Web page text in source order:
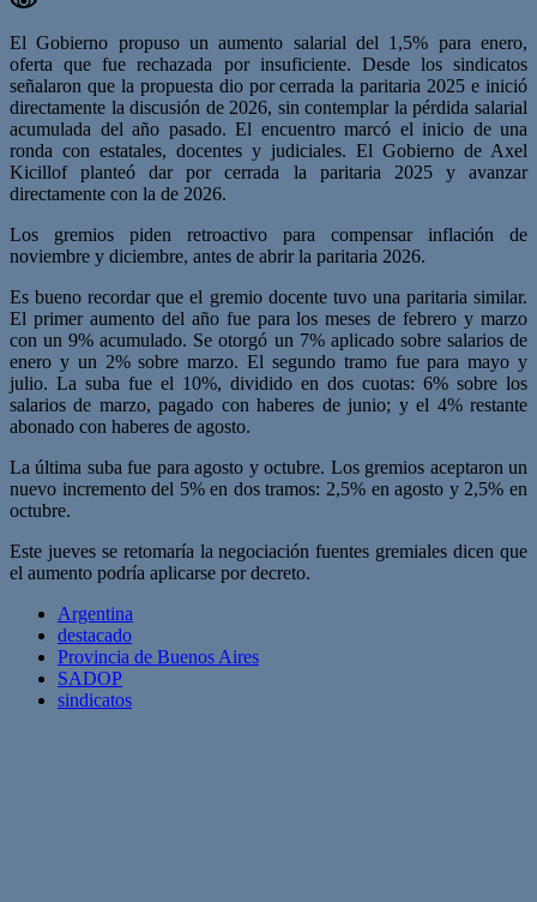
El Gobierno propuso un aumento salarial del 1,5% para enero,
oferta que fue rechazada por insuficiente. Desde los sindicatos
señalaron que la propuesta dio por cerrada la paritaria 2025 e inició
directamente la discusión de 2026, sin contemplar la pérdida salarial
acumulada del año pasado. El encuentro marcó el inicio de una
ronda con estatales, docentes y judiciales. El Gobierno de Axel
Kicillof planteó dar por cerrada la paritaria 2025 y avanzar
directamente con la de 2026.
Los gremios piden retroactivo para compensar inflación de
noviembre y diciembre, antes de abrir la paritaria 2026.
Es bueno recordar que el gremio docente tuvo una paritaria similar.
El primer aumento del año fue para los meses de febrero y marzo
con un 9% acumulado. Se otorgó un 7% aplicado sobre salarios de
enero y un 2% sobre marzo. El segundo tramo fue para mayo y
julio. La suba fue el 10%, dividido en dos cuotas: 6% sobre los
salarios de marzo, pagado con haberes de junio; y el 4% restante
abonado con haberes de agosto.
La última suba fue para agosto y octubre. Los gremios aceptaron un
nuevo incremento del 5% en dos tramos: 2,5% en agosto y 2,5% en
octubre.
Este jueves se retomaría la negociación fuentes gremiales dicen que
el aumento podría aplicarse por decreto.
Argentina
destacado
Provincia de Buenos Aires
SADOP
sindicatos